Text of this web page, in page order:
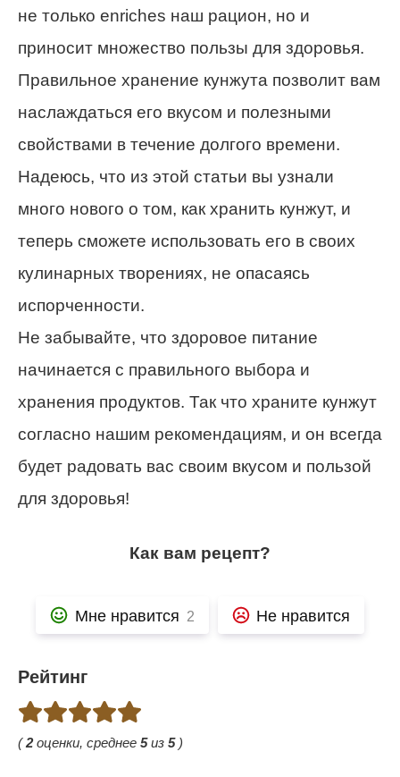
не только enriches наш рацион, но и
приносит множество пользы для здоровья.
Правильное хранение кунжута позволит вам
наслаждаться его вкусом и полезными
свойствами в течение долгого времени.
Надеюсь, что из этой статьи вы узнали
много нового о том, как хранить кунжут, и
теперь сможете использовать его в своих
кулинарных творениях, не опасаясь
испорченности.
Не забывайте, что здоровое питание
начинается с правильного выбора и
хранения продуктов. Так что храните кунжут
согласно нашим рекомендациям, и он всегда
будет радовать вас своим вкусом и пользой
для здоровья!
Как вам рецепт?
Мне нравится 2 Не нравится
Рейтинг
(2оценки, среднее 5из 5)